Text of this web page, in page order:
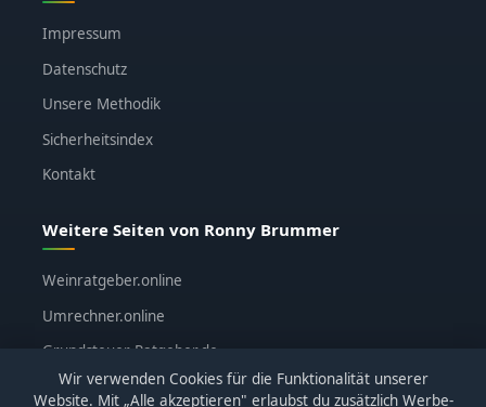
Impressum
Datenschutz
Unsere Methodik
Sicherheitsindex
Kontakt
Weitere Seiten von Ronny Brummer
Weinratgeber.online
Umrechner.online
Grundsteuer-Ratgeber.de
ronnybrummer.de
Wir verwenden Cookies für die Funktionalität unserer
Website. Mit „Alle akzeptieren" erlaubst du zusätzlich Werbe-